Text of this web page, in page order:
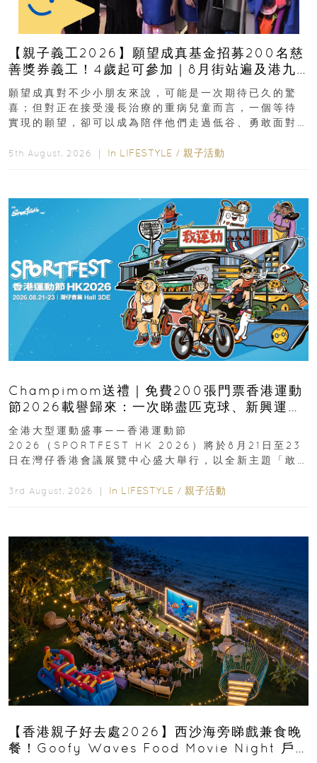
【親子義工2026】願望成真基金招募200名慈
善獎券義工！4歲起可參加｜8月街站遍及港九
新界
願望成真對不少小朋友來說，可能是一次期待已久的驚
喜；但對正在接受漫長治療的重病兒童而言，一個等待
實現的願望，卻可以成為陪伴他們走過低谷、勇敢面對
5th August, 2026 ｜ In LIFESTYLE / 親子活動
Champimom送禮｜免費200張門票香港運動
節2026載譽歸來：一次睇盡匹克球、新興運
動、街舞比賽＋逾百運動品牌展覽
全港大型運動盛事——香港運動節
2026（SPORTFEST HK 2026）將於8月21日至23
日在灣仔香港會議展覽中心盛大舉行，以全新主題「敢
3rd August, 2026 ｜ In LIFESTYLE / 親子活動
【香港親子好去處2026】西沙海旁睇戲兼食晚
餐！Goofy Waves Food Movie Night 戶